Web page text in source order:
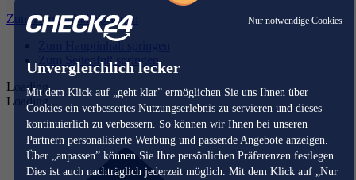
Nur notwendige Cookies
Unvergleichlich lecker
Mit dem Klick auf „geht klar” ermöglichen Sie uns Ihnen über
Cookies ein verbessertes Nutzungserlebnis zu servieren und dieses
kontinuierlich zu verbessern. So können wir Ihnen bei unseren
Partnern personalisierte Werbung und passende Angebote anzeigen.
Über „anpassen” können Sie Ihre persönlichen Präferenzen festlegen.
Dies ist auch nachträglich jederzeit möglich. Mit dem Klick auf „Nur
Zum Hauptinhalt springen
Zum Hauptinhalt springen
Zum Seitenfuß springen
Loading...
Loading...